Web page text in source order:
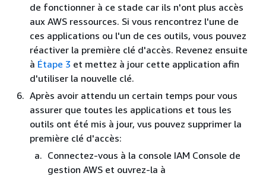
de fonctionner à ce stade car ils n'ont plus accès
aux AWS ressources. Si vous rencontrez l'une de
ces applications ou l'un de ces outils, vous pouvez
réactiver la première clé d'accès. Revenez ensuite
à Étape 3 et mettez à jour cette application afin
d'utiliser la nouvelle clé.
Après avoir attendu un certain temps pour vous
assurer que toutes les applications et tous les
outils ont été mis à jour, vus pouvez supprimer la
première clé d'accès:
Connectez-vous à la console IAM Console de
gestion AWS et ouvrez-la à